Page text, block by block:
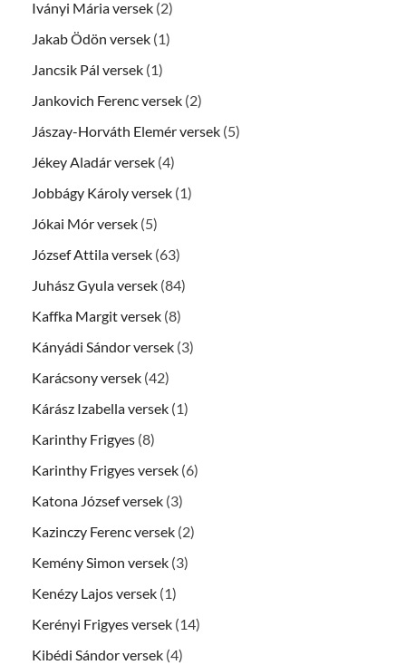
Iványi Mária versek (2)
Jakab Ödön versek (1)
Jancsik Pál versek (1)
Jankovich Ferenc versek (2)
Jászay-Horváth Elemér versek (5)
Jékey Aladár versek (4)
Jobbágy Károly versek (1)
Jókai Mór versek (5)
József Attila versek (63)
Juhász Gyula versek (84)
Kaffka Margit versek (8)
Kányádi Sándor versek (3)
Karácsony versek (42)
Kárász Izabella versek (1)
Karinthy Frigyes (8)
Karinthy Frigyes versek (6)
Katona József versek (3)
Kazinczy Ferenc versek (2)
Kemény Simon versek (3)
Kenézy Lajos versek (1)
Kerényi Frigyes versek (14)
Kibédi Sándor versek (4)